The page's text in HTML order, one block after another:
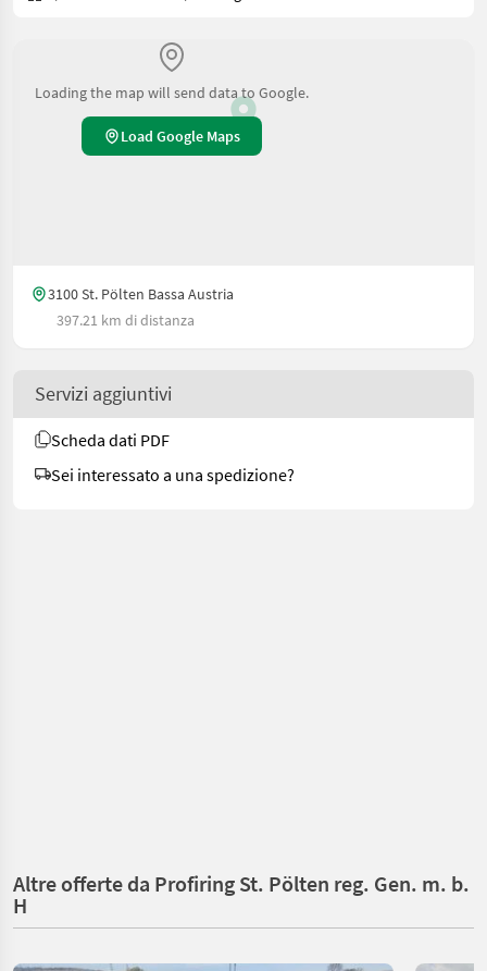
Loading the map will send data to Google.
Load Google Maps
3100 St. Pölten Bassa Austria
397.21 km di distanza
Servizi aggiuntivi
Scheda dati PDF
Sei interessato a una spedizione?
Altre offerte da Profiring St. Pölten reg. Gen. m. b.
H